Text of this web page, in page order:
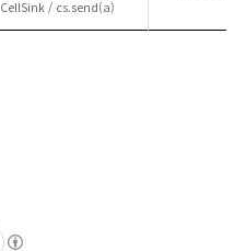
CellSink / cs.send(a)